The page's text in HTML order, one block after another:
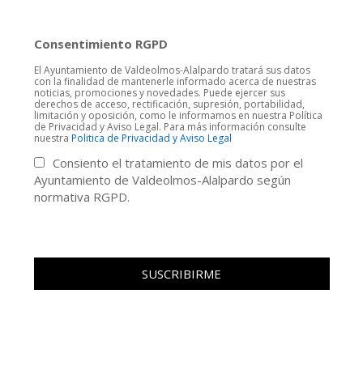
Consentimiento RGPD
El Ayuntamiento de Valdeolmos-Alalpardo tratará sus datos
con la finalidad de mantenerle informado acerca de nuestras
noticias, promociones y novedades. Puede ejercer sus
derechos de acceso, rectificación, supresión, portabilidad,
limitación y oposición, como le informamos en nuestra Política
de Privacidad y Aviso Legal. Para más información consulte
nuestra Politica de Privacidad y Aviso Legal
Consiento el tratamiento de mis datos por el
Ayuntamiento de Valdeolmos-Alalpardo según
normativa RGPD.